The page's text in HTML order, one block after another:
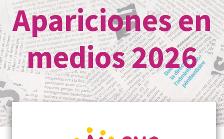
Apariciones en
medios 2026